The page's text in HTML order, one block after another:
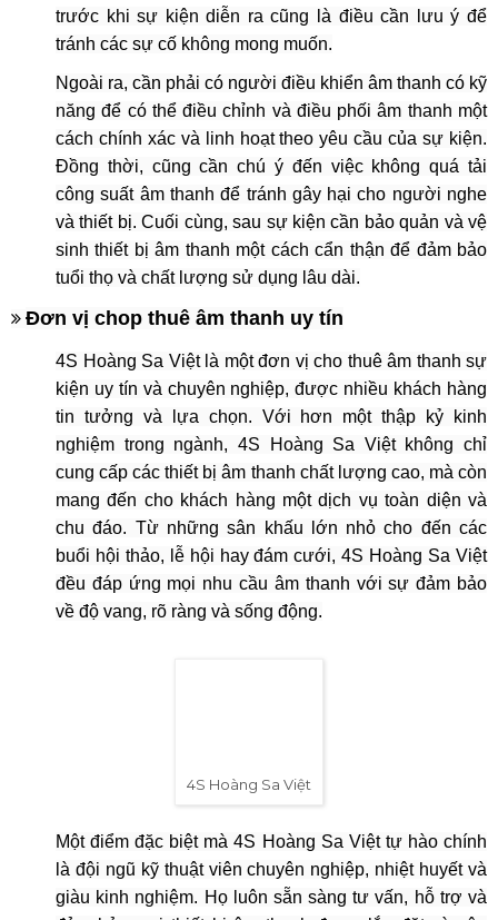
trước khi sự kiện diễn ra cũng là điều cần lưu ý để
tránh các sự cố không mong muốn.
Ngoài ra, cần phải có người điều khiển âm thanh có kỹ
năng để có thể điều chỉnh và điều phối âm thanh một
cách chính xác và linh hoạt theo yêu cầu của sự kiện.
Đồng thời, cũng cần chú ý đến việc không quá tải
công suất âm thanh để tránh gây hại cho người nghe
và thiết bị. Cuối cùng, sau sự kiện cần bảo quản và vệ
sinh thiết bị âm thanh một cách cẩn thận để đảm bảo
tuổi thọ và chất lượng sử dụng lâu dài.
Đơn vị chop thuê âm thanh uy tín
4S Hoàng Sa Việt là một đơn vị cho thuê âm thanh sự
kiện uy tín và chuyên nghiệp, được nhiều khách hàng
tin tưởng và lựa chọn. Với hơn một thập kỷ kinh
nghiệm trong ngành, 4S Hoàng Sa Việt không chỉ
cung cấp các thiết bị âm thanh chất lượng cao, mà còn
mang đến cho khách hàng một dịch vụ toàn diện và
chu đáo. Từ những sân khấu lớn nhỏ cho đến các
buổi hội thảo, lễ hội hay đám cưới, 4S Hoàng Sa Việt
đều đáp ứng mọi nhu cầu âm thanh với sự đảm bảo
về độ vang, rõ ràng và sống động.